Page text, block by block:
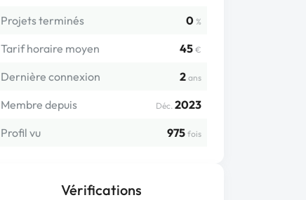
Projets terminés 0 %
Tarif horaire moyen 45 €
Dernière connexion 2 ans
Membre depuis Déc. 2023
Profil vu
975 fois
Vérifications